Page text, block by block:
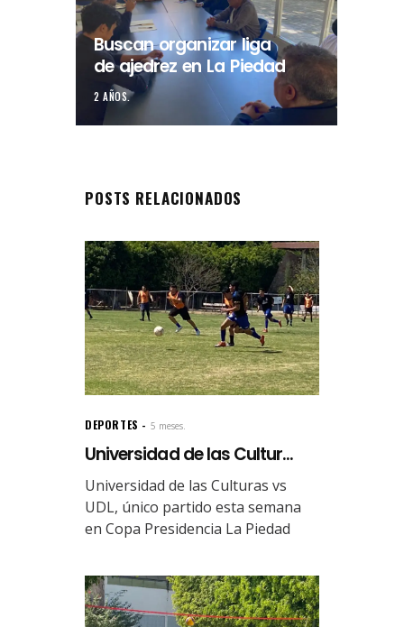
Buscan organizar liga
de ajedrez en La Piedad
2 AÑOS.
POSTS RELACIONADOS
DEPORTES 5 meses.
Universidad de las Cultur...
Universidad de las Culturas vs
UDL, único partido esta semana
en Copa Presidencia La Piedad